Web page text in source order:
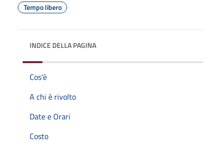
Tempo libero
INDICE DELLA PAGINA
Cos'è
A chi è rivolto
Date e Orari
Costo